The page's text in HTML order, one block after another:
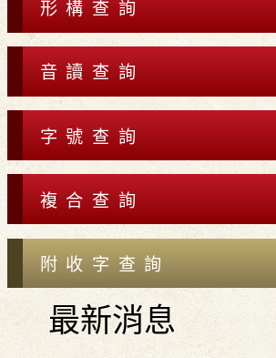
形構查詢
音讀查詢
字號查詢
複合查詢
附收字查詢
最新消息